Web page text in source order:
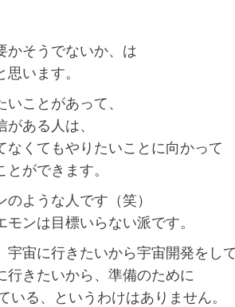
かそうでないか、は
思います。
ことがあって、
ある人は、
なくてもやりたいことに向かって
ができます。
のような人です（笑）
モンは目標いらない派です。
宇宙に行きたいから宇宙開発をし
行きたいから、準備のために
いる、というわけはありません。